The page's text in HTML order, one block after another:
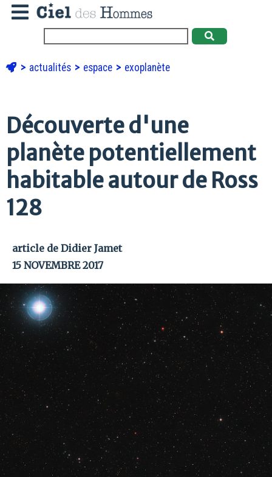
actualités espace exoplanète
Découverte d'une
planète potentiellement
habitable autour de Ross
128
article de Didier Jamet
15 NOVEMBRE 2017